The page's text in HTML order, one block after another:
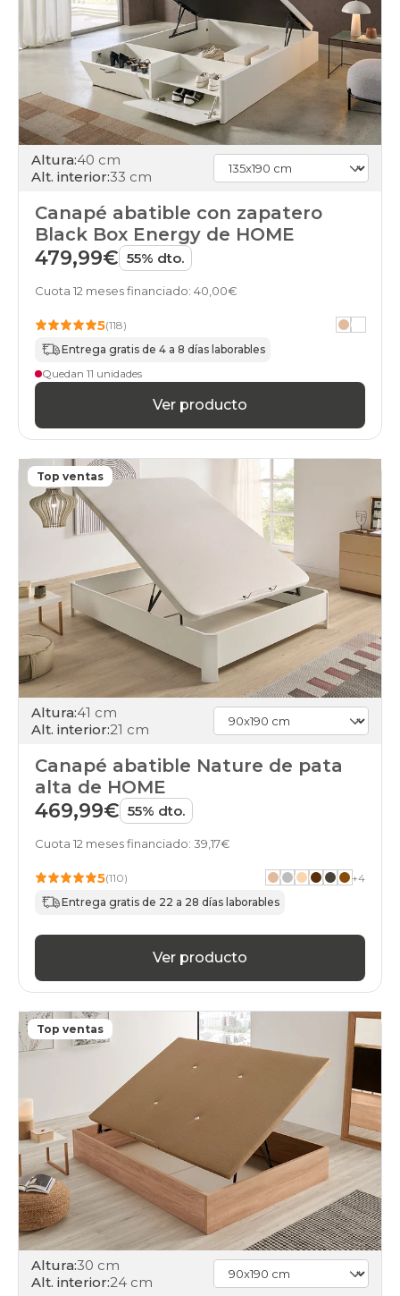
days
canapes-
abatibles
210x190cm-
2-
canapes-
105x190
black-
days
canapes-
210x200cm-
2-
black-
days
apertura-
black-
days
abatibles
apertura-
black-
canapes-
abatibles
days
canapes-
abatibles
con-
cajones
black-
days
canapes-
con-
zapatero
abatibles
days
black-
days
canapes-
abatibles
gris-
claro
days
canapes-
abatibles
nogal
black-
days
canapes-
abatibles
Altura:40 cm
Alt. interior:33 cm
Canapé abatible con zapatero
Black Box Energy de HOME
479,99€ 55% dto.
Cuota 12 meses financiado: 40,00€
5(118)
Entrega gratis de 4 a 8 días laborables
Quedan 11 unidades
Ver producto
Top ventas
Altura:41 cm
Alt. interior:21 cm
Canapé abatible Nature de pata
alta de HOME
469,99€ 55% dto.
Cuota 12 meses financiado: 39,17€
5(110) +4
Entrega gratis de 22 a 28 días laborables
Ver producto
Top ventas
Altura:30 cm
Alt. interior:24 cm